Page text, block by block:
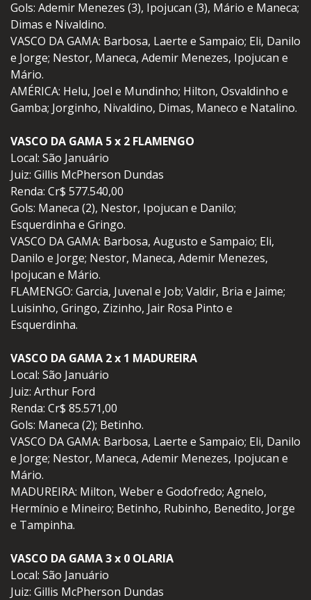
Gols: Ademir Menezes (3), Ipojucan (3), Mário e Maneca;
Dimas e Nivaldino.
VASCO DA GAMA: Barbosa, Laerte e Sampaio; Eli, Danilo
e Jorge; Nestor, Maneca, Ademir Menezes, Ipojucan e
Mário.
AMÉRICA: Helu, Joel e Mundinho; Hilton, Osvaldinho e
Gamba; Jorginho, Nivaldino, Dimas, Maneco e Natalino.
VASCO DA GAMA 5 x 2 FLAMENGO
Local: São Januário
Juiz: Gillis McPherson Dundas
Renda: Cr$ 577.540,00
Gols: Maneca (2), Nestor, Ipojucan e Danilo;
Esquerdinha e Gringo.
VASCO DA GAMA: Barbosa, Augusto e Sampaio; Eli,
Danilo e Jorge; Nestor, Maneca, Ademir Menezes,
Ipojucan e Mário.
FLAMENGO: Garcia, Juvenal e Job; Valdir, Bria e Jaime;
Luisinho, Gringo, Zizinho, Jair Rosa Pinto e
Esquerdinha.
VASCO DA GAMA 2 x 1 MADUREIRA
Local: São Januário
Juiz: Arthur Ford
Renda: Cr$ 85.571,00
Gols: Maneca (2); Betinho.
VASCO DA GAMA: Barbosa, Laerte e Sampaio; Eli, Danilo
e Jorge; Nestor, Maneca, Ademir Menezes, Ipojucan e
Mário.
MADUREIRA: Milton, Weber e Godofredo; Agnelo,
Hermínio e Mineiro; Betinho, Rubinho, Benedito, Jorge
e Tampinha.
VASCO DA GAMA 3 x 0 OLARIA
Local: São Januário
Juiz: Gillis McPherson Dundas